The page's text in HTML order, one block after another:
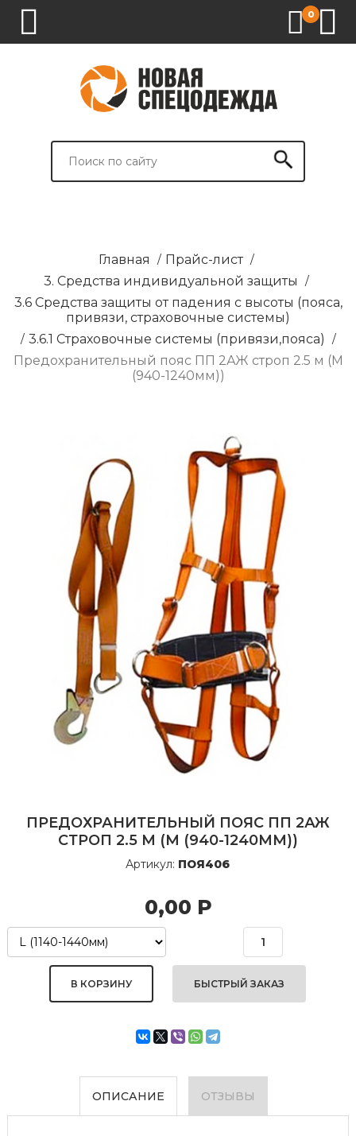
0
СПЕЦОДЕЖДА
СПЕЦОБУВЬ
СРЕДСТВА
ВСПОМОГАТЕЛЬНЫЕ
БРЕНДИРОВАНИЕ
Главная / Прайс-лист /
3. Средства индивидуальной защиты /
3.6 Средства защиты от падения с высоты (пояса,
привязи, страховочные системы)
/ 3.6.1 Страховочные системы (привязи,пояса) /
Предохранительный пояс ПП 2АЖ строп 2.5 м (М
(940-1240мм))
ПРЕДОХРАНИТЕЛЬНЫЙ ПОЯС ПП 2АЖ
СТРОП 2.5 М (М (940-1240ММ))
Артикул: ПОЯ406
0,00 Р
БЫСТРЫЙ ЗАКАЗ
ОПИСАНИЕ ОТЗЫВЫ